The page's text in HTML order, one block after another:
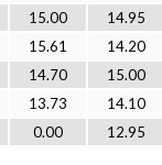
15.00
14.95
15.61
14.20
14.70
15.00
13.73
14.10
0.00 12.95